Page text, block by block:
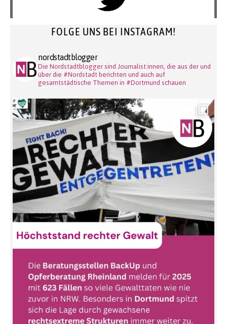
FOLGE UNS BEI INSTAGRAM!
nordstadtblogger
Die Nordstadtblogger sind Journalist:innen, die aus der und
über die #Nordstadt berichten und auch auf
gesamtstädtische Themen in #Dortmund schauen